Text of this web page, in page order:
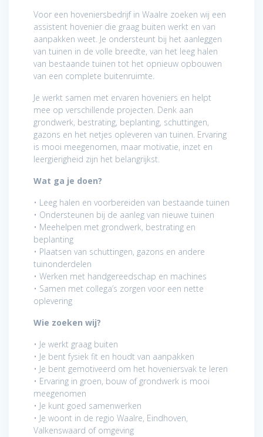
Voor een hoveniersbedrijf in Waalre zoeken wij een
assistent hovenier die graag buiten werkt en van
aanpakken weet. Je ondersteunt bij het aanleggen
van tuinen in de volle breedte, van het leeg halen
van bestaande tuinen tot het opnieuw opbouwen
van een complete buitenruimte.
Je werkt samen met ervaren hoveniers en helpt
mee op verschillende projecten. Denk aan
grondwerk, bestrating, beplanting, schuttingen,
gazons en het netjes opleveren van tuinen. Ervaring
is mooi meegenomen, maar motivatie, inzet en
leergierigheid zijn het belangrijkst.
Wat ga je doen?
• Leeg halen en voorbereiden van bestaande tuinen
• Ondersteunen bij de aanleg van nieuwe tuinen
• Meehelpen met grondwerk, bestrating en
beplanting
• Plaatsen van schuttingen, gazons en andere
tuinonderdelen
• Werken met handgereedschap en machines
• Samen met collega’s zorgen voor een nette
oplevering
Wie zoeken wij?
• Je werkt graag buiten
• Je bent fysiek fit en houdt van aanpakken
• Je bent gemotiveerd om het hoveniersvak te leren
• Ervaring in groen, bouw of grondwerk is mooi
meegenomen
• Je kunt goed samenwerken
• Je woont in de regio Waalre, Eindhoven,
Valkenswaard of omgeving